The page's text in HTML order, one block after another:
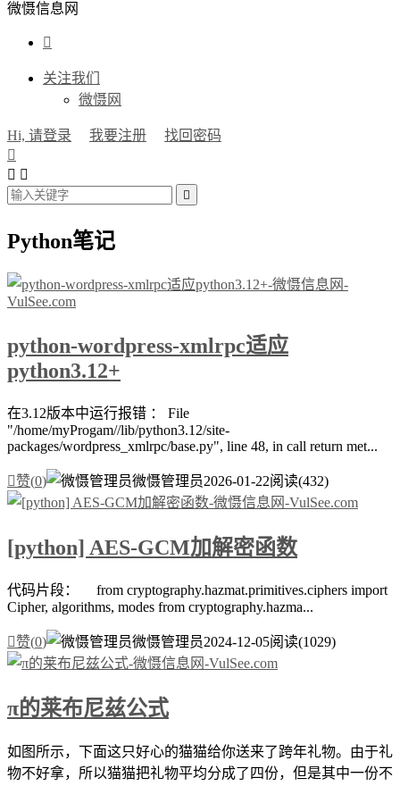
微慑信息网

关注我们
微慑网
Hi, 请登录 我要注册
找回密码

 

Python笔记
python-wordpress-xmlrpc适应
python3.12+
在3.12版本中运行报错 ： File
"/home/myProgam//lib/python3.12/site-
packages/wordpress_xmlrpc/base.py", line 48, in call return met...
赞(0) 微慑管理员2026-01-22阅读(432)
[python] AES-GCM加解密函数
代码片段： from cryptography.hazmat.primitives.ciphers import
Cipher, algorithms, modes from cryptography.hazma...
赞(0) 微慑管理员2024-12-05阅读(1029)
π的莱布尼兹公式
如图所示，下面这只好心的猫猫给你送来了跨年礼物。由于礼
物不好拿，所以猫猫把礼物平均分成了四份，但是其中一份不